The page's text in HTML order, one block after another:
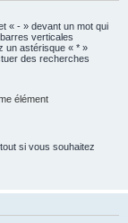
« - » devant un mot qui
verticales
un astérisque « * »
des recherches
élément
si vous souhaitez